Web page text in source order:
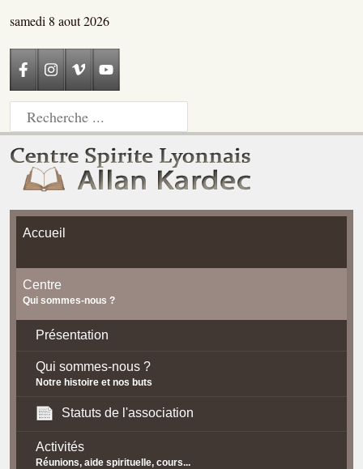
samedi 8 aout 2026
Accueil
Centre
Qui sommes-nous ?
Présentation
Qui sommes-nous ?
Notre histoire et nos buts
Statuts de l'association
Activités
Réunions, aide spirituelle, cours...